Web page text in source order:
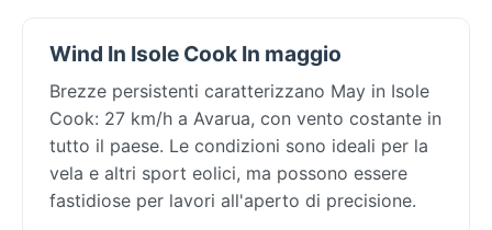
Wind In Isole Cook In maggio
Brezze persistenti caratterizzano May in Isole
Cook: 27 km/h a Avarua, con vento costante in
tutto il paese. Le condizioni sono ideali per la
vela e altri sport eolici, ma possono essere
fastidiose per lavori all'aperto di precisione.